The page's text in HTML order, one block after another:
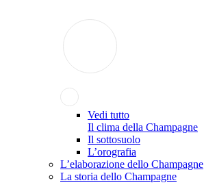
Vedi tutto
Il clima della Champagne
Il sottosuolo
L’orografia
L’elaborazione dello Champagne
La storia dello Champagne